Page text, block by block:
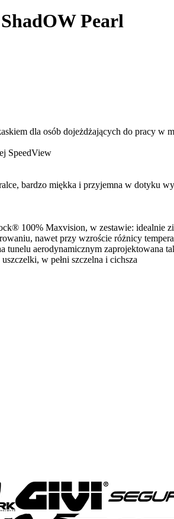
Pearl
dla osób dojeżdżających do pracy w
SpeedView
bardzo miękka i przyjemna w dotyku
100% Maxvision, w zestawie: idealnie
nawet przy wzroście różnicy
aerodynamicznym zaprojektowana
w pełni szczelna i cichsza